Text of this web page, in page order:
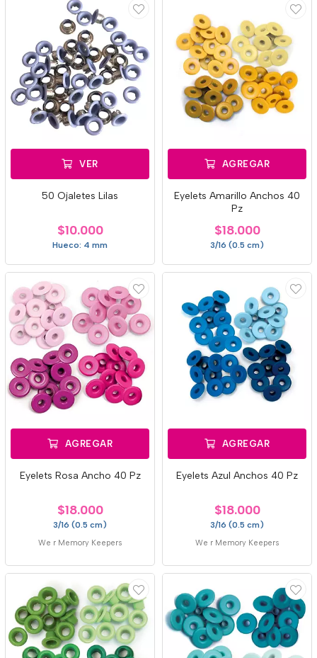
VER
50 Ojaletes Lilas
$10.000
Hueco: 4 mm
AGREGAR
Eyelets Amarillo Anchos 40
Pz
$18.000
3/16 (0.5 cm)
AGREGAR
Eyelets Rosa Ancho 40 Pz
$18.000
3/16 (0.5 cm)
We r Memory Keepers
AGREGAR
Eyelets Azul Anchos 40 Pz
$18.000
3/16 (0.5 cm)
We r Memory Keepers